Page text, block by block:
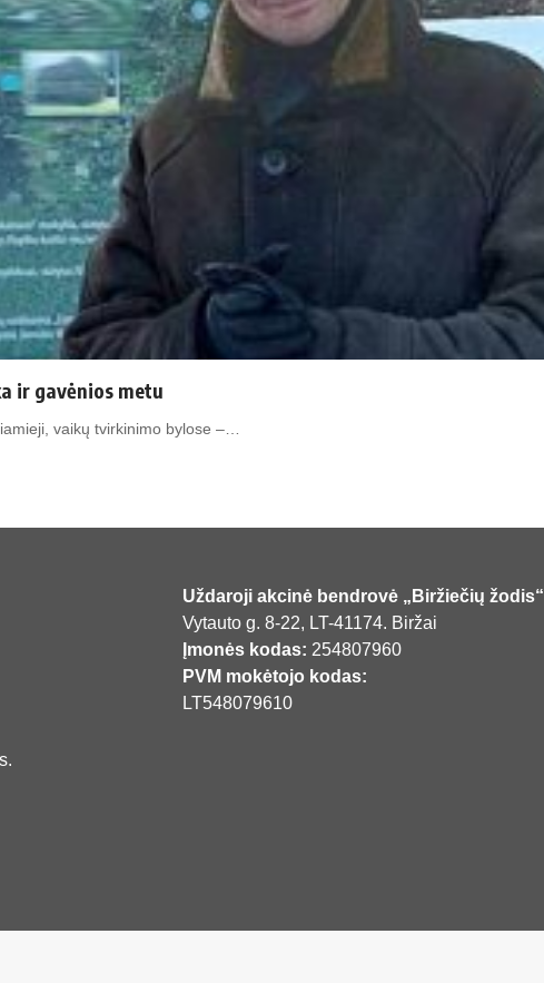
ir gavėnios metu
vaikų tvirkinimo bylose –…
Uždaroji akcinė bendrovė „Biržiečių žodis“
Vytauto g. 8-22, LT-41174. Biržai
Įmonės kodas: 254807960
PVM mokėtojo kodas:
LT548079610